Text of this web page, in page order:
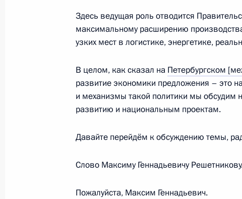
по сохранению устойчивости
внешнего санкционного давления
Показать
Встреча с военнослужащими
26 июля 2026 года
Здесь ведущая роль отводится
максимальному расширению
узких мест в логистике, энергетике,
В целом, как сказал на Петербургском
развитие экономики предложения – это
и механизмы такой политики мы обсудим
развитию и национальным проектам.
Давайте перейдём к обсуждению темы,
Слово Максиму Геннадьевичу
Пожалуйста, Максим Геннадьевич.